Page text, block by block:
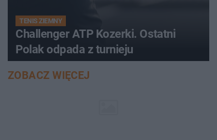
TENIS ZIEMNY
Challenger ATP Kozerki. Ostatni
Polak odpada z turnieju
ZOBACZ WIĘCEJ